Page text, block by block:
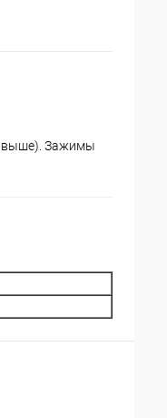
выше). Зажимы